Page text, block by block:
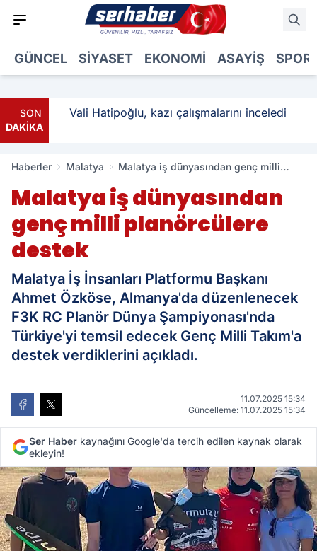
GÜNCEL SIYASET EKONOMI ASAYIŞ SPOR
SON
DAKİKA
Vali Hatipoğlu, kazı çalışmalarını inceledi
Haberler Malatya
Malatya iş dünyasından genç milli
Malatya iş dünyasından
genç milli planörcülere
destek
Malatya İş İnsanları Platformu Başkanı
Ahmet Özköse, Almanya'da düzenlenecek
F3K RC Planör Dünya Şampiyonası'nda
Türkiye'yi temsil edecek Genç Milli Takım'a
destek verdiklerini açıkladı.
11.07.2025 15:34
Güncelleme: 11.07.2025 15:34
Ser Haber kaynağını Google'da tercih edilen kaynak olarak
ekleyin!